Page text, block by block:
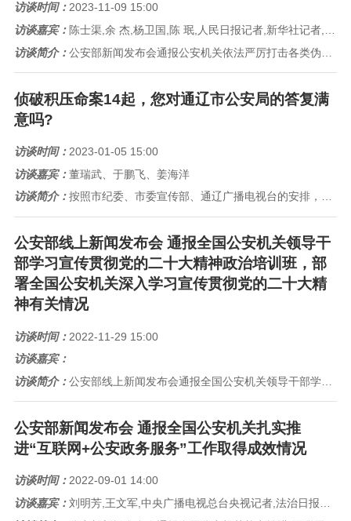
访谈时间：2023-11-09 15:00
访谈嘉宾： 陈士渠,余 杰,杨卫国,陈 珉,人民日报记者,新华社记者,新京报记者,广东广播电台记者,凤凰卫视记者
访谈简介：公安部新闻发布会通报公安机关依法严厉打击各类伪造变造买卖国家公文证件印章违法犯罪举措成效情况
侦破积压命案14起，您对通辽市公安局的答复满
意吗?
访谈时间： 2023-01-05 15:00
访谈嘉宾：董瑞武、于鹏飞、姜海洋
访谈简介：按照市纪委、市委宣传部、通辽广播电视台的安排，2023年1月4日《行风热线》的上线单位是通辽市公安局。通辽市公安局治安支...
公安部线上新闻发布会 通报全国公安机关领导干
部学习宣传贯彻党的二十大精神政治培训班，部
署全国公安机关深入学习宣传贯彻党的二十大精
神有关情况
访谈时间： 2022-11-29 15:00
访谈嘉宾：
访谈简介：公安部线上新闻发布会通报全国公安机关领导干部学习宣传贯彻党的二十大精神政治培训班，部署全国公安机关深入学习宣传贯彻党的二...
公安部新闻发布会 通报全国公安机关扎实推
进“互联网+公安政务服务”工作取得成效情况
访谈时间：2022-09-01 14:00
访谈嘉宾：刘明芳,王文军,中央广播电视总台央视记者,法治日报记者